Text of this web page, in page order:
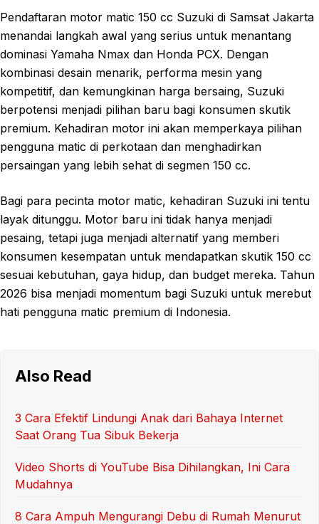
Pendaftaran motor matic 150 cc Suzuki di Samsat Jakarta
menandai langkah awal yang serius untuk menantang
dominasi Yamaha Nmax dan Honda PCX. Dengan
kombinasi desain menarik, performa mesin yang
kompetitif, dan kemungkinan harga bersaing, Suzuki
berpotensi menjadi pilihan baru bagi konsumen skutik
premium. Kehadiran motor ini akan memperkaya pilihan
pengguna matic di perkotaan dan menghadirkan
persaingan yang lebih sehat di segmen 150 cc.
Bagi para pecinta motor matic, kehadiran Suzuki ini tentu
layak ditunggu. Motor baru ini tidak hanya menjadi
pesaing, tetapi juga menjadi alternatif yang memberi
konsumen kesempatan untuk mendapatkan skutik 150 cc
sesuai kebutuhan, gaya hidup, dan budget mereka. Tahun
2026 bisa menjadi momentum bagi Suzuki untuk merebut
hati pengguna matic premium di Indonesia.
Also Read
3 Cara Efektif Lindungi Anak dari Bahaya Internet
Saat Orang Tua Sibuk Bekerja
Video Shorts di YouTube Bisa Dihilangkan, Ini Cara
Mudahnya
8 Cara Ampuh Mengurangi Debu di Rumah Menurut